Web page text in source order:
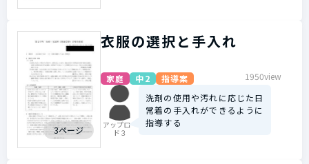
3ページ
衣服の選択と手入れ
家庭 中2 指導案 1950view
アップロー
ド３
洗剤の使用や汚れに応じた日
常着の手入れができるように
指導する